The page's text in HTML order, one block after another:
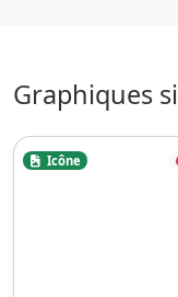
Graphiques
Icône